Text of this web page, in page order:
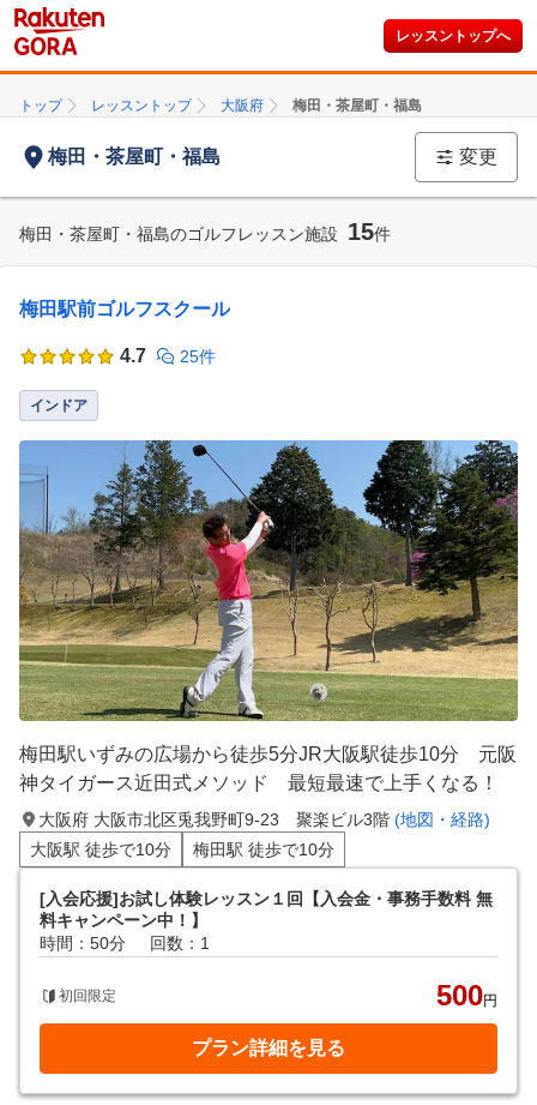
レッスントップへ
トップ レッスントップ 大阪府 梅田・茶屋町・福島
梅田・茶屋町・福島 変更
梅田・茶屋町・福島のゴルフレッスン施設 15件
梅田駅前ゴルフスクール
4.7 25件
インドア
梅田駅いずみの広場から徒歩5分JR大阪駅徒歩10分 元阪
神タイガース近田式メソッド 最短最速で上手くなる！
大阪府 大阪市北区兎我野町9-23 聚楽ビル3階 (地図・経路)
大阪駅 徒歩で10分
梅田駅 徒歩で10分
[入会応援]お試し体験レッスン１回【入会金・事務手数料 無
料キャンペーン中！】
時間：50分
回数：1
初回限定 500円
プラン詳細を見る